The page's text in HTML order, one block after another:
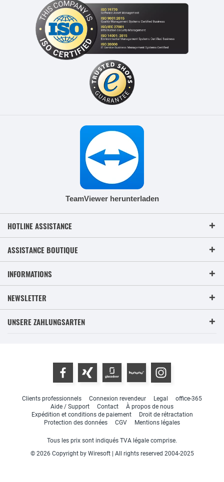
TeamViewer herunterladen
HOTLINE ASSISTANCE
ASSISTANCE BOUTIQUE
INFORMATIONS
NEWSLETTER
UNSERE ZAHLUNGSARTEN
Clients professionnels Connexion revendeur Legal
office-365
Aide / Support
Contact
À propos de nous
Expédition et conditions de paiement
Droit de rétractation
Protection des données
CGV Mentions légales
Tous les prix sont indiqués TVA légale comprise.
© 2026 Copyright by Wiresoft | All rights reserved 2004-2025